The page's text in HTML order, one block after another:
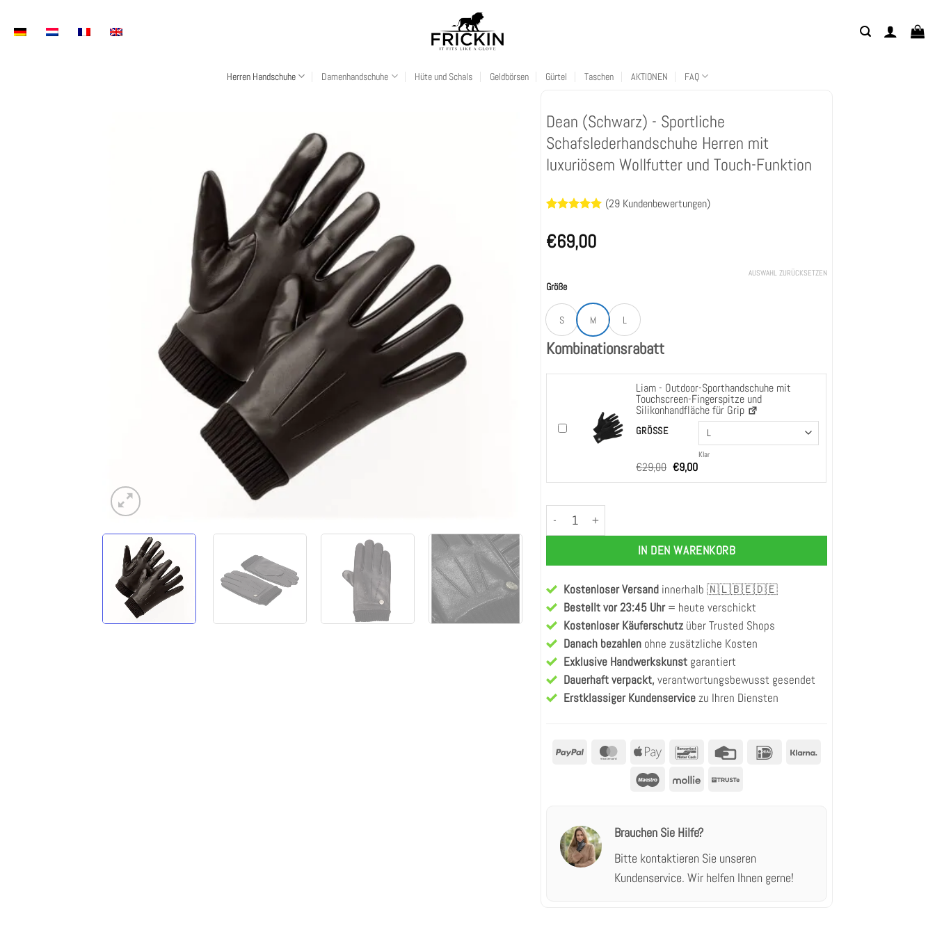
Inhalt
Herren Handschuhe Damenhandschuhe Hüte und Schals Geldbörsen Gürtel Taschen AKTIONEN FAQ
Dean (Schwarz) - Sportliche
Schafslederhandschuhe Herren mit
luxuriösem Wollfutter und Touch-Funktion
von 5,
basierend
(29 Kundenbewertungen)
€69,00
Größe
S M L
AUSWAHL ZURÜCKSETZEN
Kombinationsrabatt
Auch "Liam - Sporthandschoenen voor Buitensporters met Touchscreen Vingertip & Siliconen Palm voor
Liam - Outdoor-Sporthandschuhe mit
Touchscreen-Fingerspitze und
Silikonhandfläche für Grip
GRÖSSE
Klar
€29,00 Ursprünglicher
Preis
€9,00Aktueller
Dean (Zwart) - Sportieve Schapen Lederen Handschoenen voor Heren met Luxe Wollen
IN DEN WARENKORB
Kostenloser Versand innerhalb 🇳🇱🇧🇪🇩🇪
Bestellt vor 23:45 Uhr= heute verschickt
Kostenloser Käuferschutz über Trusted Shops
Danach bezahlen ohne zusätzliche Kosten
Exklusive Handwerkskunst garantiert
Dauerhaft verpackt,verantwortungsbewusst gesendet
Erstklassiger Kundenservicezu Ihren Diensten
PayPal MasterCard
Apple
BancontactKreditkarteIDeal
Klarna
MaestroMollie Truste
Brauchen Sie Hilfe?
Bitte kontaktieren Sie unseren
Kundenservice. Wir helfen Ihnen gerne!